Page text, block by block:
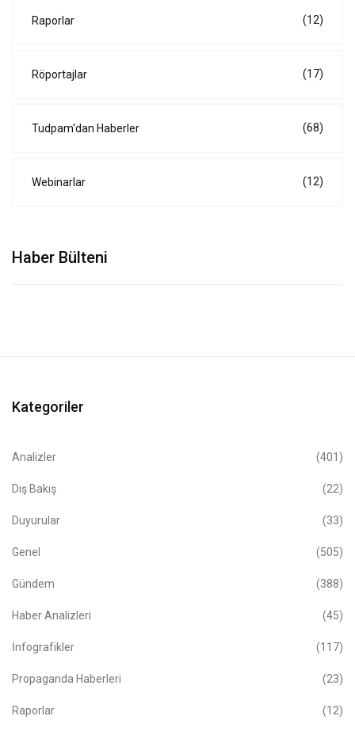
Raporlar (12)
Röportajlar (17)
Tudpam'dan Haberler (68)
Webinarlar (12)
Haber Bülteni
Kategoriler
Analizler (401)
Dış Bakış (22)
Duyurular (33)
Genel (505)
Gündem (388)
Haber Analizleri (45)
İnfografikler (117)
Propaganda Haberleri (23)
Raporlar (12)